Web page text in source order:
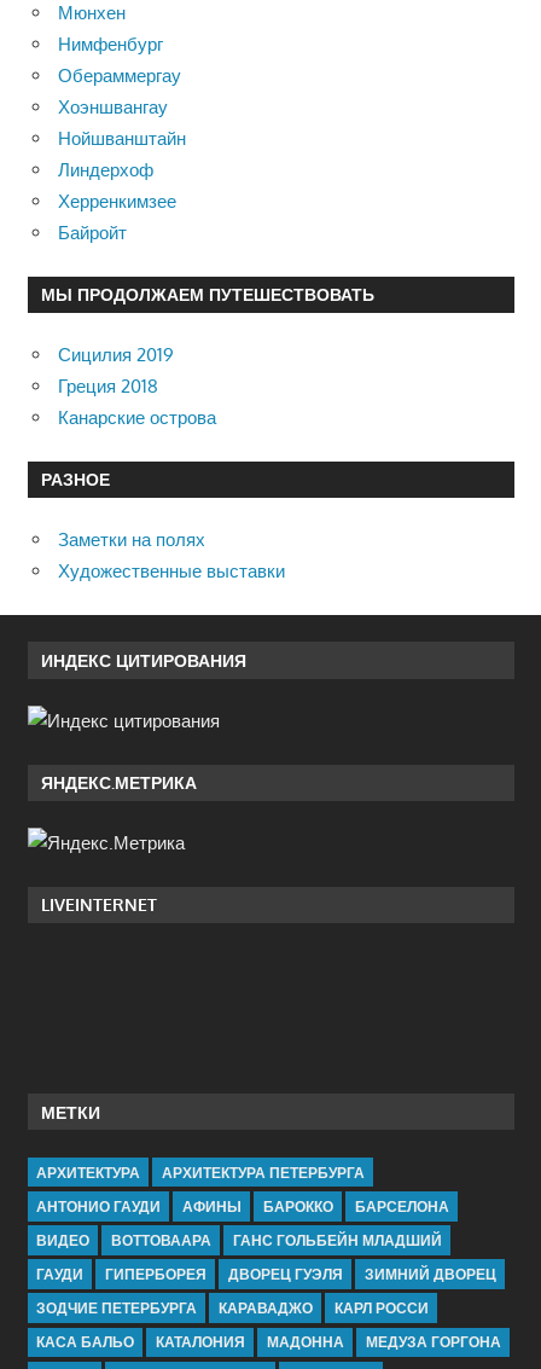
Мюнхен
Нимфенбург
Обераммергау
Хоэншвангау
Нойшванштайн
Линдерхоф
Херренкимзее
Байройт
МЫ ПРОДОЛЖАЕМ ПУТЕШЕСТВОВАТЬ
Сицилия 2019
Греция 2018
Канарские острова
РАЗНОЕ
Заметки на полях
Художественные выставки
ИНДЕКС ЦИТИРОВАНИЯ
ЯНДЕКС.МЕТРИКА
LIVEINTERNET
МЕТКИ
АРХИТЕКТУРА
АРХИТЕКТУРА ПЕТЕРБУРГА
АНТОНИО ГАУДИ
АФИНЫ БАРОККО
БАРСЕЛОНА
ВИДЕО
ВОТТОВААРА
ГАНС ГОЛЬБЕЙН МЛАДШИЙ
ГАУДИ
ГИПЕРБОРЕЯ ДВОРЕЦ ГУЭЛЯ
ЗИМНИЙ ДВОРЕЦ
ЗОДЧИЕ ПЕТЕРБУРГА
КАРАВАДЖО
КАРЛ РОССИ
КАСА БАЛЬО
КАТАЛОНИЯ МАДОННА
МЕДУЗА ГОРГОНА